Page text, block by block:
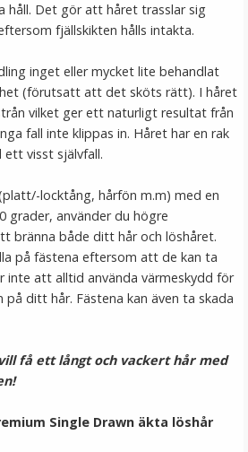
★★★★
189 kr
VÄLJ
- Leopardmönster rosa
håll. Det gör att håret trasslar sig
fjällskikten hålls intakta.
inget eller mycket lite behandlat
(förutsatt att det sköts rätt). I håret
vilket ger ett naturligt resultat från
fall inte klippas in. Håret har en rak
visst självfall.
locktång, hårfön m.m) med en
grader, använder du högre
bränna både ditt hår och löshåret.
på fästena eftersom att de kan ta
inte att alltid använda värmeskydd för
ditt hår. Fästena kan även ta skada
få ett långt och vackert hår med
Single Drawn äkta löshår